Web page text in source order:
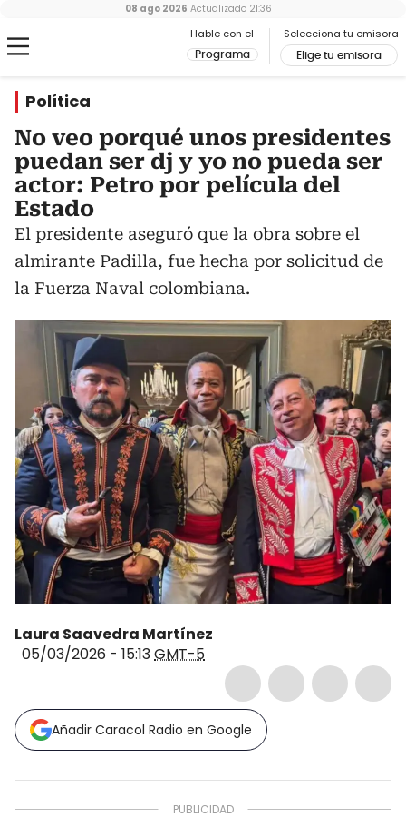
Hable con el
Programa
Selecciona tu emisora
Elige tu emisora
08 ago 2026 Actualizado 21:36
Política
No veo porqué unos presidentes
puedan ser dj y yo no pueda ser
actor: Petro por película del
Estado
El presidente aseguró que la obra sobre el
almirante Padilla, fue hecha por solicitud de
la Fuerza Naval colombiana.
Laura Saavedra Martínez
05/03/2026 - 15:13GMT-5
Añadir Caracol Radio en Google